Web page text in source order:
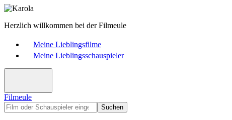
Herzlich willkommen bei der Filmeule
Meine Lieblingsfilme
Meine Lieblingsschauspieler
Filmeule
Suchen